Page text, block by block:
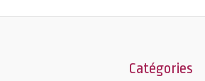
Catégories